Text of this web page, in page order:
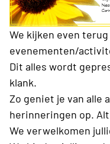
We kijken even terug
evenementen/
Dit alles wordt
klank.
Zo geniet je van alle
herinneringen op.
We verwelkomen